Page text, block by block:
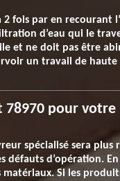
fois par en recourant
d’eau qui le
et ne doit pas être
un travail de
78970 pour
spécialisé sera
d’opération.
Si les